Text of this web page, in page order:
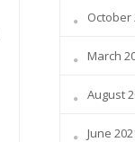
October
March
August
June